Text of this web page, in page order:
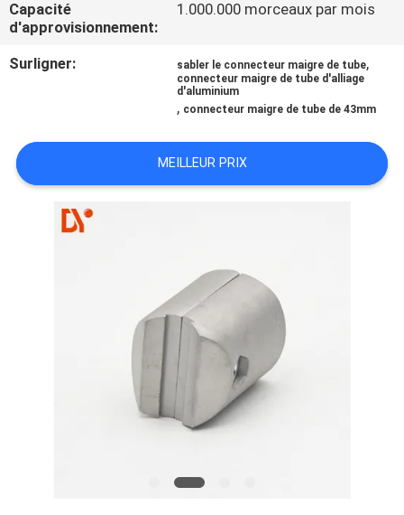
CONTACTEZ-
NOUVELLES
Capacité
d'approvisionnement:
1.000.000 morceaux par mois
Surligner: sabler le connecteur maigre de tube,
connecteur maigre de tube d'alliage
d'aluminium
, connecteur maigre de tube de 43mm
MEILLEUR PRIX